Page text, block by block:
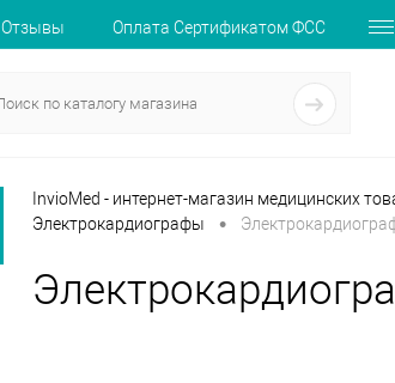
Отзывы Оплата Сертификатом ФСС
InvioMed - интернет-магазин медицинских
Электрокардиографы •